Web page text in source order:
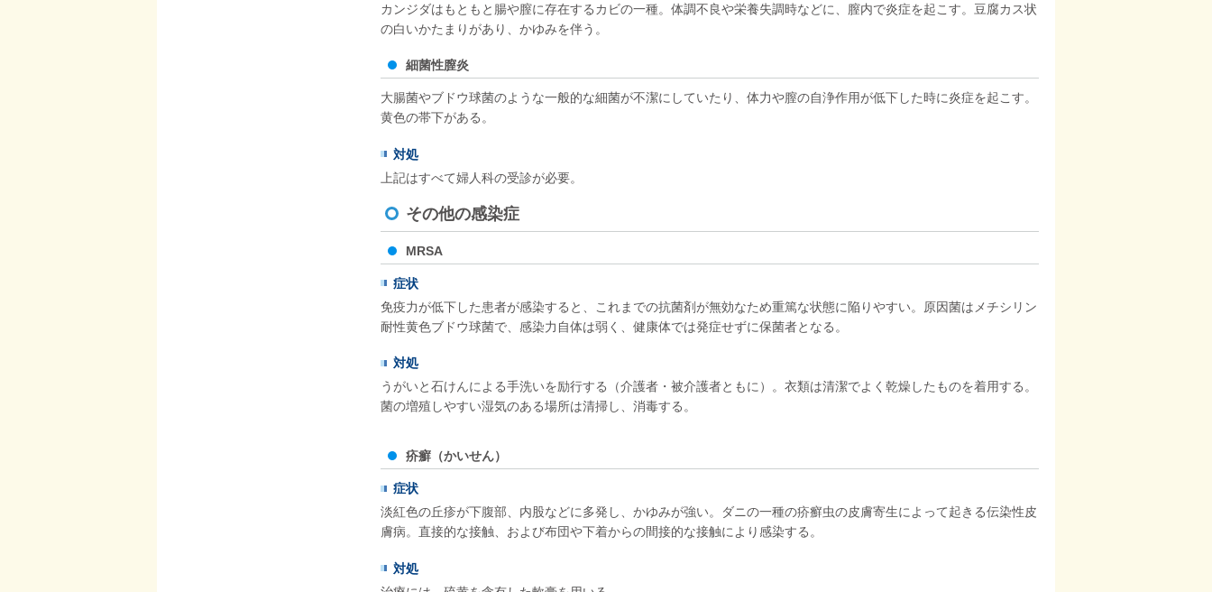
カンジダはもともと腸や膣に存在するカビの一種。体調不良や栄養失調時などに、膣内で炎症を起こす。豆腐カス状
の白いかたまりがあり、かゆみを伴う。
細菌性膣炎
大腸菌やブドウ球菌のような一般的な細菌が不潔にしていたり、体力や膣の自浄作用が低下した時に炎症を起こす。
黄色の帯下がある。
対処
上記はすべて婦人科の受診が必要。
その他の感染症
MRSA
症状
免疫力が低下した患者が感染すると、これまでの抗菌剤が無効なため重篤な状態に陥りやすい。原因菌はメチシリン
耐性黄色ブドウ球菌で、感染力自体は弱く、健康体では発症せずに保菌者となる。
対処
うがいと石けんによる手洗いを励行する（介護者・被介護者ともに）。衣類は清潔でよく乾燥したものを着用する。
菌の増殖しやすい湿気のある場所は清掃し、消毒する。
疥癬（かいせん）
症状
淡紅色の丘疹が下腹部、内股などに多発し、かゆみが強い。ダニの一種の疥癬虫の皮膚寄生によって起きる伝染性皮
膚病。直接的な接触、および布団や下着からの間接的な接触により感染する。
対処